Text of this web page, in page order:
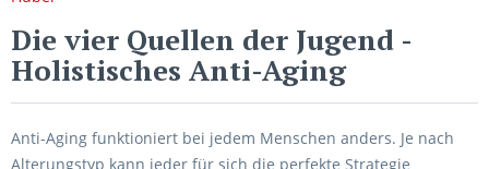
Die vier Quellen der Jugend -
Holistisches Anti-Aging
Anti-Aging funktioniert bei jedem Menschen anders. Je nach
Alterungstyp kann jeder für sich die perfekte Strategie